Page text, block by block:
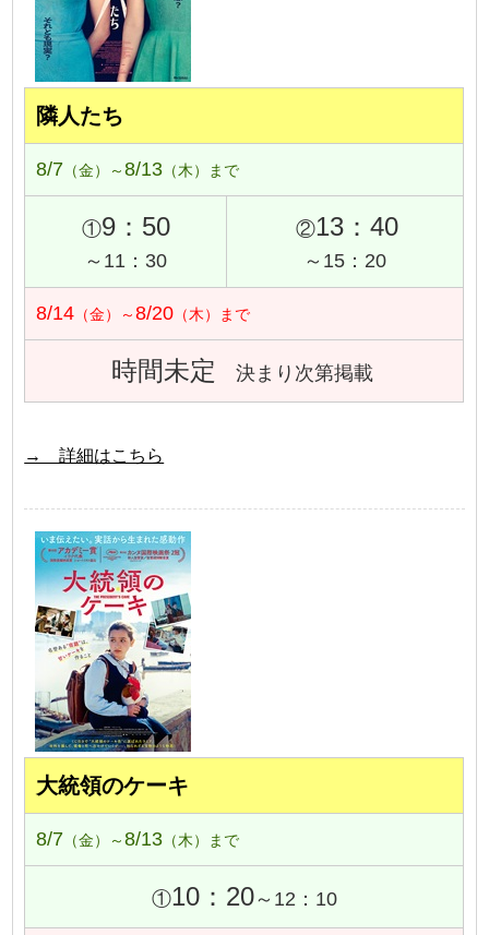
隣人たち
8/7 （金）～8/13 （木）まで
①9：50
～11：30
②13：40
～15：20
8/14 （金）～8/20 （木）まで
時間未定 決まり次第掲載
→ 詳細はこちら
大統領のケーキ
8/7 （金）～8/13 （木）まで
①10：20～12：10